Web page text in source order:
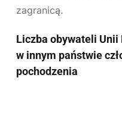
zagranicą.
Liczba obywateli
w innym państwie
pochodzenia